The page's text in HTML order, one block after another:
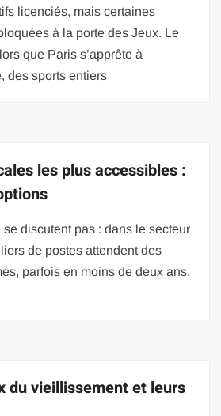
licenciés, mais certaines
à la porte des Jeux. Le
que Paris s’apprête à
des sports entiers
les plus accessibles :
discutent pas : dans le secteur
de postes attendent des
parfois en moins de deux ans.
du vieillissement et leurs